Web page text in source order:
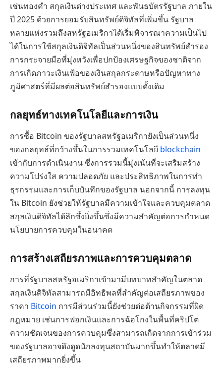
เช่นทองคำ สกุลเงินต่างประเทศ และพันธบัตรรัฐบาล ภายใน
ปี 2025 ด้วยการยอมรับสินทรัพย์ดิจิทัลที่เพิ่มขึ้น รัฐบาล
หลายแห่งรวมถึงสหรัฐอเมริกาได้เริ่มพิจารณาความเป็นไป
ได้ในการใช้สกุลเงินดิจิทัลเป็นส่วนหนึ่งของสินทรัพย์สำรอง
การกระจายมือที่มุ่งหวังเพื่อปกป้องเศรษฐกิจของชาติจาก
การเกิดภาวะเงินเฟ้อของเงินสกุลกระดาษหรือปัญหาทาง
ภูมิศาสตร์ที่มีผลต่อสินทรัพย์สำรองแบบดั้งเดิม
กลยุทธ์ทางเทคโนโลยีและการเงิน
การซื้อ Bitcoin ของรัฐบาลสหรัฐอเมริกายังเป็นส่วนหนึ่ง
ของกลยุทธ์ที่กว้างขึ้นในการรวมเทคโนโลยี blockchain
เข้ากับการดำเนินงาน ซึ่งการรวมนี้มุ่งเน้นที่จะเสริมสร้าง
ความโปร่งใส ความปลอดภัย และประสิทธิภาพในการทำ
ธุรกรรมและการเก็บบันทึกของรัฐบาล นอกจากนี้ การลงทุน
ใน Bitcoin ยังช่วยให้รัฐบาลมีความเข้าใจและควบคุมตลาด
สกุลเงินดิจิทัลได้ลึกซึ้งยิ่งขึ้นซึ่งมีความสำคัญต่อการกำหนด
นโยบายการควบคุมในอนาคต
การสร้างเสถียรภาพและการควบคุมตลาด
การที่รัฐบาลสหรัฐอเมริกาเข้ามามีบทบาทสำคัญในตลาด
สกุลเงินดิจิทัลสามารถมีอิทธิพลที่สำคัญต่อเสถียรภาพของ
ราคา Bitcoin การมีส่วนร่วมนี้ยังช่วยต่อต้านกิจกรรมที่ผิด
กฎหมาย เช่นการฟอกเงินและการฉ้อโกงในพื้นที่คริปโต
ความชัดเจนของการควบคุมซึ่งสามารถเกิดจากการเข้าร่วม
ของรัฐบาลอาจดึงดูดนักลงทุนสถาบันมากขึ้นทำให้ตลาดมี
เสถียรภาพมากยิ่งขึ้น